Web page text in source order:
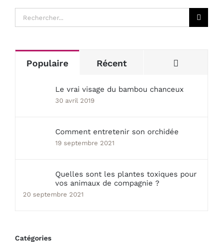
Recherche
sur
Populaire Récent
Le vrai visage du bambou chanceux
30 avril 2019
Comment entretenir son orchidée
19 septembre 2021
Quelles sont les plantes toxiques pour
vos animaux de compagnie ?
20 septembre 2021
Catégories